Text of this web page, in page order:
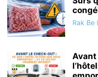
Rak Be
Avant